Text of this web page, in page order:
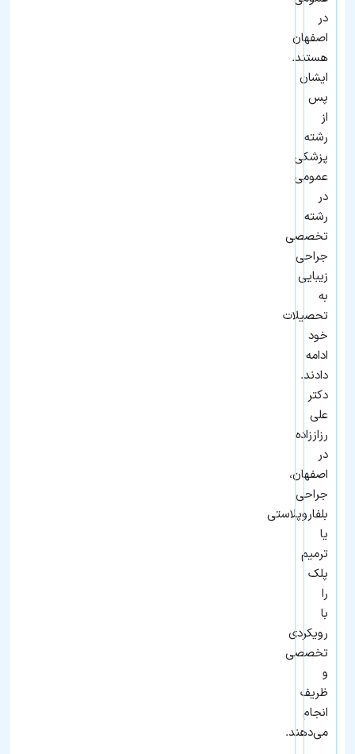
در
اصفهان
هستند.
ایشان
پس
از
رشته
پزشکی
عمومی
در
رشته
تخصصی
جراحی
زیبایی
به
تحصیلات
خود
ادامه
دادند.
دکتر
علی
رزاززاده
در
اصفهان،
جراحی
بلفاروپلاستی
یا
ترمیم
پلک
را
با
رویکردی
تخصصی
و
ظریف
انجام
می‌دهند.